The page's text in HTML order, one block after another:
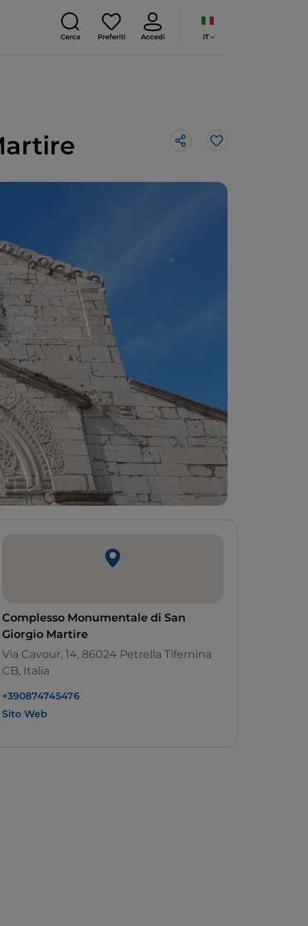
Cerca Preferiti Accedi IT
Like
Complesso Monumentale di San
Giorgio Martire
Via Cavour, 14, 86024 Petrella Tifernina
CB, Italia
+390874745476
Sito Web